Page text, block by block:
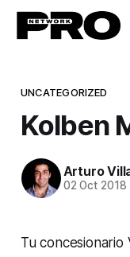
UNCATEGORIZED
Kolben
Arturo
02 Oct 2018
Tu